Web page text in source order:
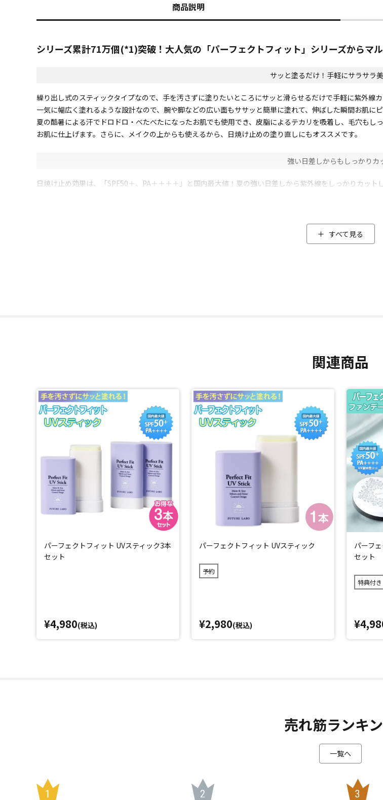
商品説明
シリーズ累計71万個(*1)突破！大人気の「パーフェクトフィット」シリーズからマ
サッと塗るだけ！手軽にサラサラ
繰り出し式のスティックタイプなので、手を汚さずに塗りたいところにサッと滑らせるだけで手軽に紫外線カ
一気に幅広く塗れるような設計なので、腕や脚などの広い面もササッと簡単に塗れて、伸ばした瞬間お肌にピ
夏の酷暑による汗でドロドロ・べたべたになったお肌でも使用でき、皮脂によるテカリを吸着し、毛穴も
お肌に仕上げます。さらに、メイクの上からも使えるから、日焼け止めの塗り直しにもオススメです。
強い日差しからもしっかりカ
日焼け止め効果は、「SPF50＋、PA＋＋＋＋」と国内最大値！夏の強い日差しから紫外線をしっかりカットし
美容成分もたっぷり配合
・7種のヒアルロン酸：ヒアルロン酸Na、ヒアルロン酸クロスポリマーNa、ヒアルロン酸、ヒアルロン酸
*4：1～18歳による使用試験済み(N＝21) ※全ての方に皮膚刺激が発生しないということではありません。
すべて見る
閉じる
関連商品
パーフェクトフィット UVスティック3本
セット
¥4,980(税込)
パーフェクトフィット UVスティック
予約
¥2,980(税込)
パーフ
セット
特典付き
売れ筋ランキ
一覧へ